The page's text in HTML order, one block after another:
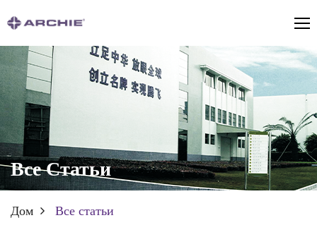
Все Статьи
Дом Все статьи